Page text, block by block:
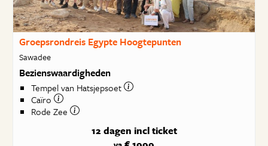
Groepsrondreis Egypte Hoogtepunten
Sawadee
Bezienswaardigheden
Tempel van Hatsjepsoet
Caïro
Rode Zee
12 dagen incl ticket